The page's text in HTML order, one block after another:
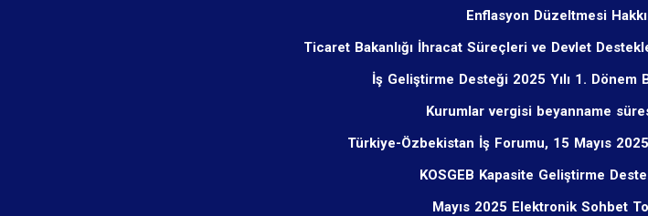
Enflasyon Düzeltmesi
Ticaret Bakanlığı İhracat Süreçleri ve Devlet
İş Geliştirme Desteği 2025 Yılı 1. Dönem
Kurumlar vergisi beyanname
Türkiye-Özbekistan İş Forumu, 15 Mayıs
KOSGEB Kapasite Geliştirme
Mayıs 2025 Elektronik Sohbet